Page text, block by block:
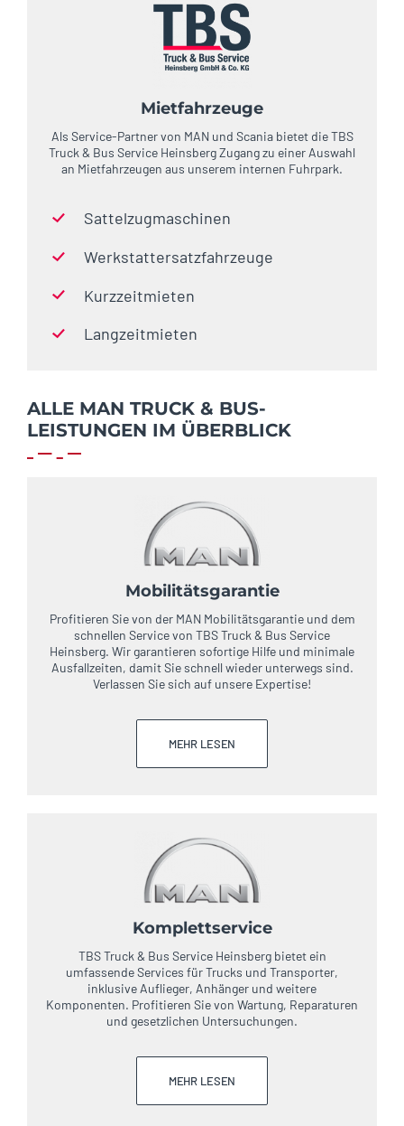
Mietfahrzeuge
Als Service-Partner von MAN und Scania bietet die TBS
Truck & Bus Service Heinsberg Zugang zu einer Auswahl
an Mietfahrzeugen aus unserem internen Fuhrpark.
Sattelzugmaschinen
Werkstattersatzfahrzeuge
Kurzzeitmieten
Langzeitmieten
ALLE MAN TRUCK & BUS-
LEISTUNGEN IM ÜBERBLICK
Mobilitätsgarantie
Profitieren Sie von der MAN Mobilitätsgarantie und dem
schnellen Service von TBS Truck & Bus Service
Heinsberg. Wir garantieren sofortige Hilfe und minimale
Ausfallzeiten, damit Sie schnell wieder unterwegs sind.
Verlassen Sie sich auf unsere Expertise!
MEHR LESEN
Komplettservice
TBS Truck & Bus Service Heinsberg bietet ein
umfassende Services für Trucks und Transporter,
inklusive Auflieger, Anhänger und weitere
Komponenten. Profitieren Sie von Wartung, Reparaturen
und gesetzlichen Untersuchungen.
MEHR LESEN